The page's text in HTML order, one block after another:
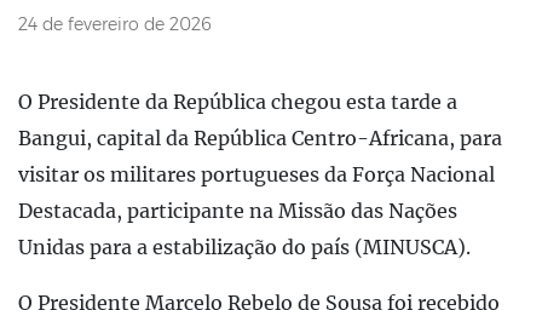
24 de fevereiro de 2026
O Presidente da República chegou esta tarde a
Bangui, capital da República Centro-Africana, para
visitar os militares portugueses da Força Nacional
Destacada, participante na Missão das Nações
Unidas para a estabilização do país (MINUSCA).
O Presidente Marcelo Rebelo de Sousa foi recebido